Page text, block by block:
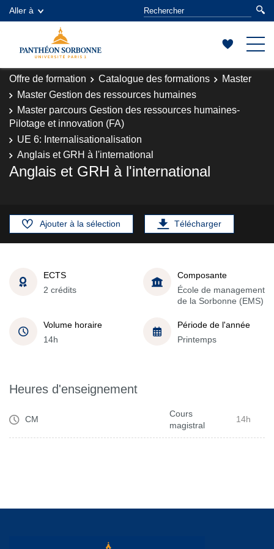
Aller à
Offre de formation Catalogue des formations
Master
Master Gestion des ressources humaines
Master parcours Gestion des ressources humaines-
Pilotage et innovation (FA)
UE 6: Internalisationalisation
Anglais et GRH à l'international
Anglais et GRH à l'international
Ajouter à la sélection Télécharger
ECTS
2 crédits
Composante
École de management
de la Sorbonne (EMS)
Volume horaire
14h
Période de l'année
Printemps
Heures d'enseignement
CM
Cours
magistral
14h